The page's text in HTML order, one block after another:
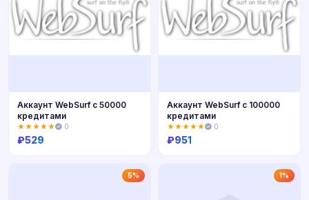
Аккаунт WebSurf c 50000
кредитами
★★★★★ 0
₽529
Аккаунт WebSurf c 100000
кредитами
★★★★★ 0
₽951
5% 1%